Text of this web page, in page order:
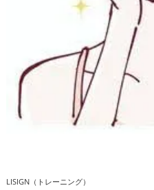
LISIGN（トレーニング）